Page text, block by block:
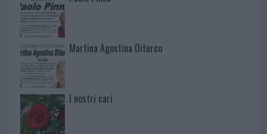
Martina Agostina Diturco
I nostri cari